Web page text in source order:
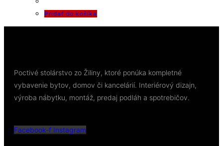
Pridať do košíka
Poctivé stolárstvo zo Žiliny, ktoré ponúka kompletné
vybavenie bytov, domov či kancelárií. Interiérový dizajn,
výroba nábytku, montáž, predaj podláh a spotrebičov.
Facebook-f Instagram